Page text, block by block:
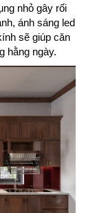
nhỏ gây rối
ánh sáng led
sẽ giúp căn
hằng ngày.